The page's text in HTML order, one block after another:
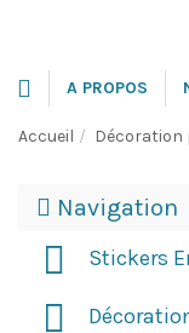
A PROPOS
Accueil Décoration
Navigation
Stickers